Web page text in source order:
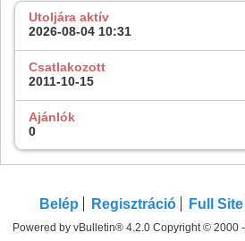
Utoljára aktív
2026-08-04 10:31
Csatlakozott
2011-10-15
Ajánlók
0
Belép Regisztráció Full Site
Powered by vBulletin® 4.2.0 Copyright © 2000